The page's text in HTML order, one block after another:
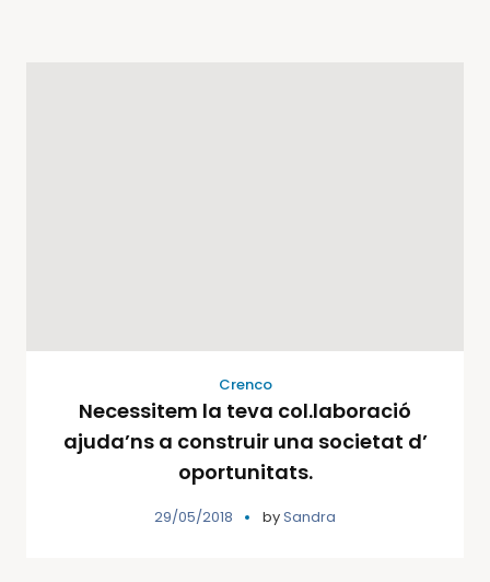
Crenco
Necessitem la teva col.laboració
ajuda’ns a construir una societat d’
oportunitats.
29/05/2018 bySandra